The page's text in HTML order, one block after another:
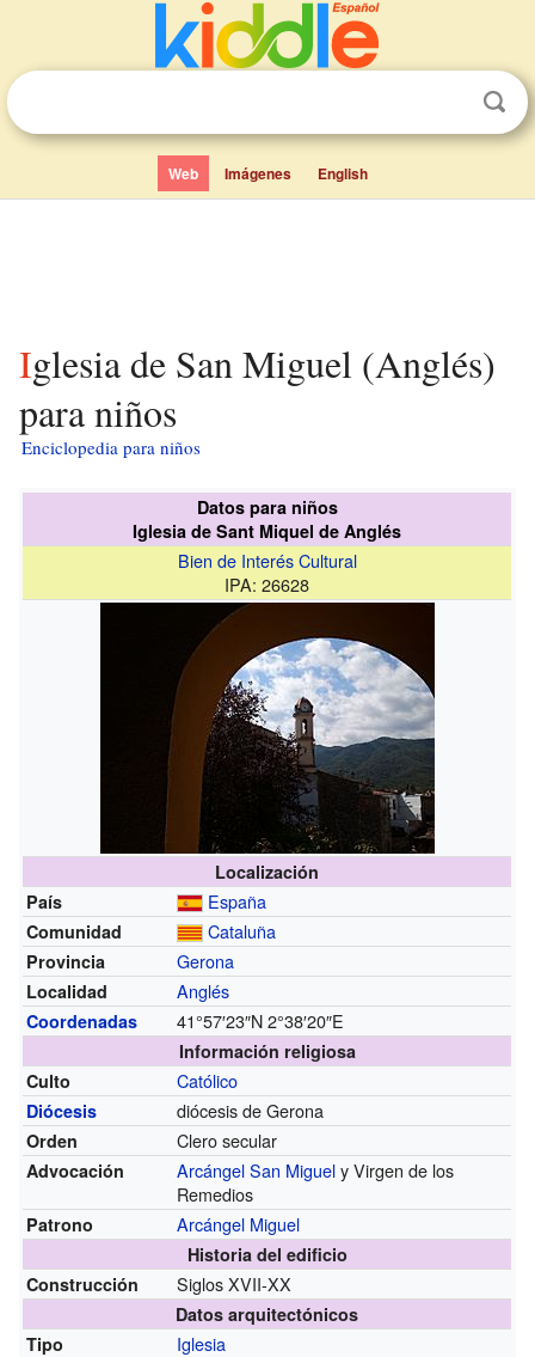
Web Imágenes English
Iglesia de San Miguel (Anglés)
para niños
Enciclopedia para niños
Datos para niños
Iglesia de Sant Miquel de Anglés
Bien de Interés Cultural
IPA: 26628
Localización
País
España
Comunidad Cataluña
Provincia Gerona
Localidad Anglés
Coordenadas 41°57′23″N2°38′20″E
Información religiosa
Culto
Católico
Diócesis diócesis de Gerona
Orden Clero secular
Advocación Arcángel San Miguely Virgen de los
Remedios
Patrono Arcángel Miguel
Historia del edificio
Construcción
Siglos XVII-XX
Datos arquitectónicos
Tipo
Iglesia